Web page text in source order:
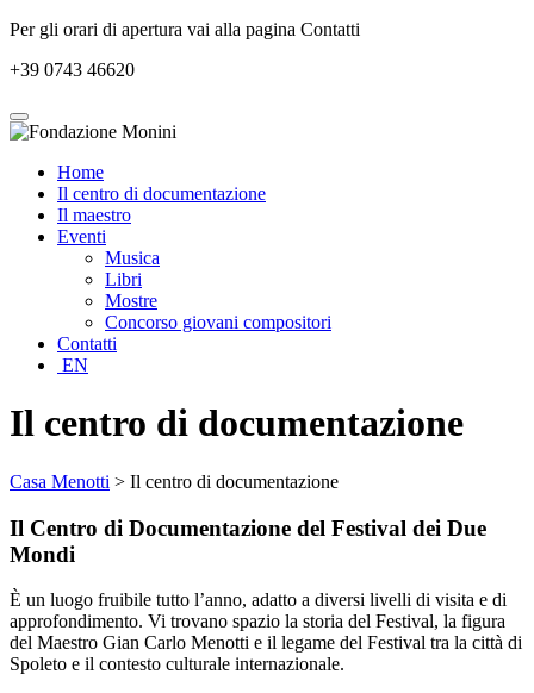
Per gli orari di apertura vai alla pagina Contatti
+39 0743 46620
Home
Il centro di documentazione
Il maestro
Eventi
Musica
Libri
Mostre
Concorso giovani compositori
Contatti
EN
Il centro di documentazione
Casa Menotti > Il centro di documentazione
Il Centro di Documentazione del Festival dei Due
Mondi
È un luogo fruibile tutto l’anno, adatto a diversi livelli di visita e di
approfondimento. Vi trovano spazio la storia del Festival, la figura
del Maestro Gian Carlo Menotti e il legame del Festival tra la città di
Spoleto e il contesto culturale internazionale.